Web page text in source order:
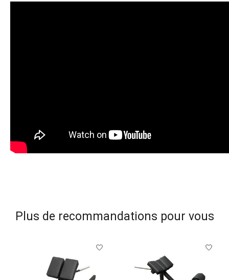
Plus de recommandations pour vous
Articles du carrousel de produits